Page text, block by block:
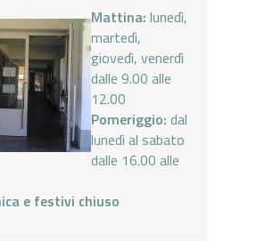
Mattina: lunedì,
martedì,
giovedì, venerdì
dalle 9.00 alle
12.00
Pomeriggio: dal
lunedì al sabato
dalle 16.00 alle
e festivi chiuso